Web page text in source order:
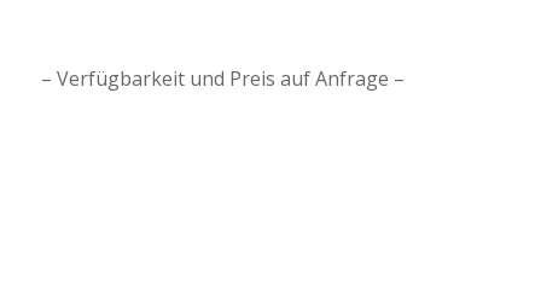
– Verfügbarkeit und Preis auf Anfrage –